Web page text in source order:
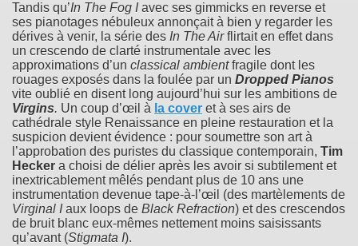
Tandis qu’In The Fog Iavec ses gimmicks en reverse et
ses pianotages nébuleux annonçait à bien y regarder les
dérives à venir, la série des In The Airflirtait en effet dans
un crescendo de clarté instrumentale avec les
approximations d’un classical ambientfragile dont les
rouages exposés dans la foulée par un Dropped Pianos
vite oublié en disent long aujourd’hui sur les ambitions de
Virgins. Un coup d’œil à la cover et à ses airs de
cathédrale style Renaissance en pleine restauration et la
suspicion devient évidence : pour soumettre son art à
l’approbation des puristes du classique contemporain, Tim
Hecker a choisi de délier après les avoir si subtilement et
inextricablement mêlés pendant plus de 10 ans une
instrumentation devenue tape-à-l’œil (des martèlements de
Virginal Iaux loops de Black Refraction) et des crescendos
de bruit blanc eux-mêmes nettement moins saisissants
qu’avant (Stigmata I).